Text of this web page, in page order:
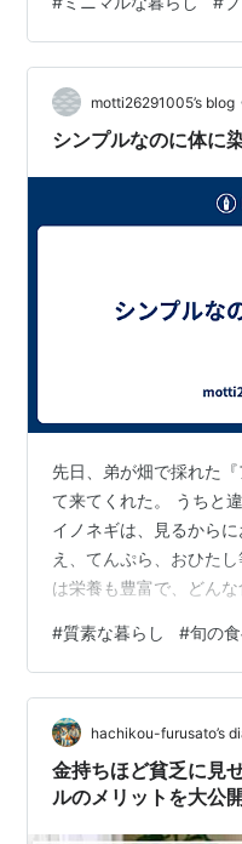
を下げます。 ちょっと
も仕方がないですね(-_-
motti26291005’s blog
シンプルなのに体に
先日、弟が畑で採れた
て来てくれた。 うちと
イノネギは、見るから
え、てんぷら、おひた
は栄養も豊富で、どん
時間が増えたので、『
作りを再開した。 思え
季節の物だったりシン
今はそういう物を、体が
#質素な暮らし #旬の
hachikou-furusato’s
金持ちほど貧乏に見
ルのメリットを大公